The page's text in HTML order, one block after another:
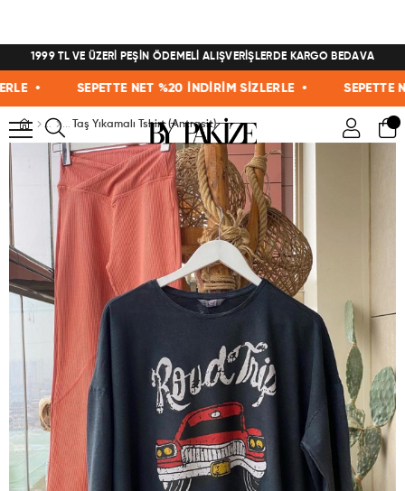
1999 TL VE ÜZERİ PEŞİN ÖDEMELİ ALIŞVERİŞLERDE KARGO BEDAVA
• SEPETTE NET %20 İNDİRİM SİZLERLE • SEPETTE
Taş Yıkamalı Tshirt (Antrasit)